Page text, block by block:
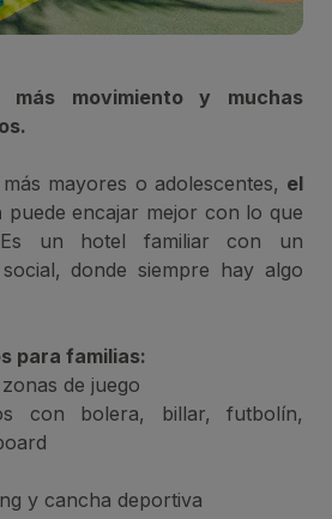
más movimiento y muchas
mayores o adolescentes, el
puede encajar mejor con lo que
Es un hotel familiar con un
donde siempre hay algo
para familias:
de juego
con bolera, billar, futbolín,
y cancha deportiva